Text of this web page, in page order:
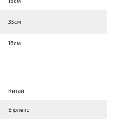
35см
16см
Китай
Біфлекс